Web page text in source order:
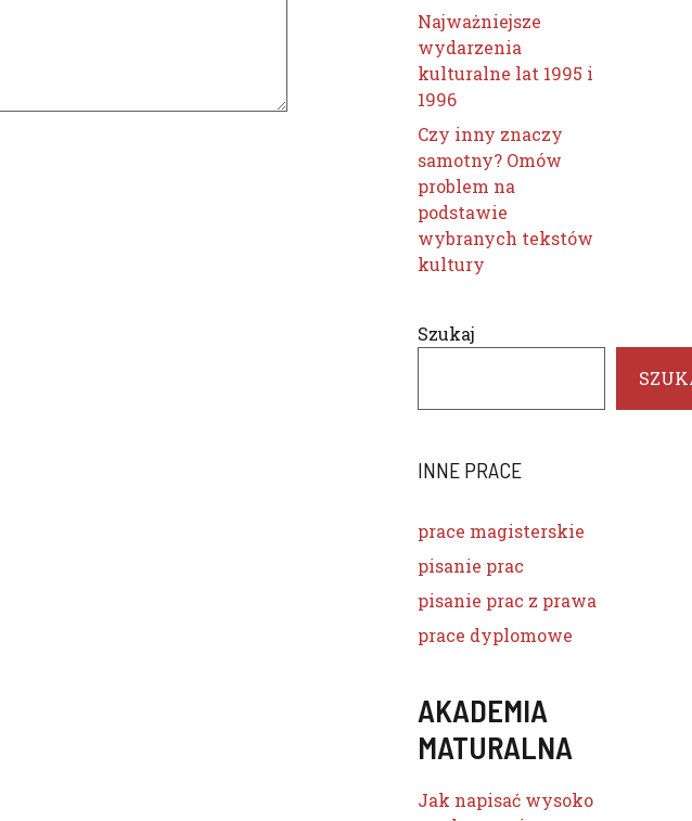
Najważniejsze
wydarzenia
kulturalne lat 1995 i
1996
Czy inny znaczy
samotny? Omów
problem na
podstawie
wybranych tekstów
kultury
Szukaj
INNE PRACE
prace magisterskie
pisanie prac
pisanie prac z prawa
prace dyplomowe
AKADEMIA
MATURALNA
Jak napisać wysoko